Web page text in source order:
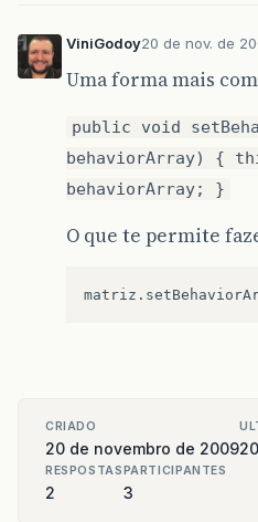
ViniGodoy20 de nov. de
Uma forma mais
public void
behaviorArray) {
behaviorArray; }
O que te permite
CRIADO
20 de novembro de 2009
RESPOSTAS
2
PARTICIPANTES
3